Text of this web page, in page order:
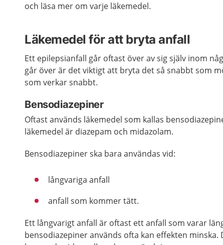
och läsa mer om varje läkemedel.
Läkemedel för att bryta anfall
Ett epilepsianfall går oftast över av sig själv inom
går över är det viktigt att bryta det så snabbt som
som verkar snabbt.
Bensodiazepiner
Oftast används läkemedel som kallas
läkemedel är diazepam och midazolam.
Bensodiazepiner ska bara användas vid:
långvariga anfall
anfall som kommer tätt.
Ett långvarigt anfall är oftast ett anfall som varar
bensodiazepiner används ofta kan effekten minska.